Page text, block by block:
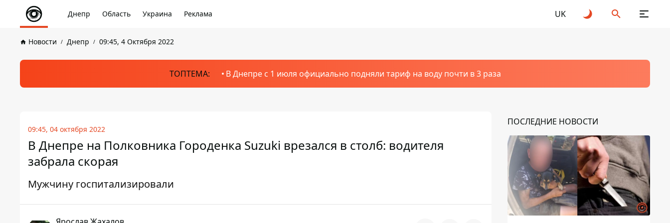
Днепр Область Украина Реклама UK
Новости Днепр 09:45, 4 Октября 2022
ТОПТЕМА: В Днепре с 1 июля официально подняли тариф на воду почти в 3 раза
09:45, 04 октября 2022
В Днепре на Полковника Городенка Suzuki врезался в столб: водителя
забрала скорая
Мужчину госпитализировали
ПОСЛЕДНИЕ НОВОСТИ